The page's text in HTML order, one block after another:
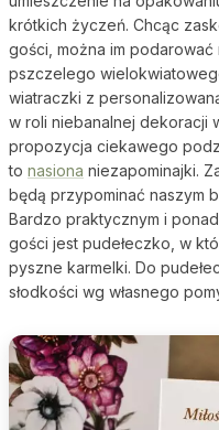
krótkich życzeń. Chcąc
gości, można im podarować
pszczelego
wiatraczki z
w roli niebanalnej dekoracji
propozycja ciekawego
to nasiona niezapominajki.
będą przypominać naszym
Bardzo praktycznym i
gości jest pudełeczko, w
pyszne karmelki. Do
słodkości wg własnego